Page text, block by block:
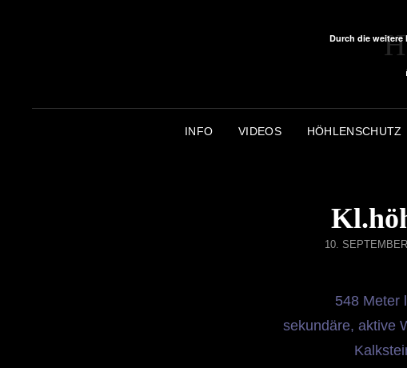
INFO VIDEOS HÖHLENSCHUTZ
POSTED
10.
548 Meter
sekundäre, aktive
Durch die